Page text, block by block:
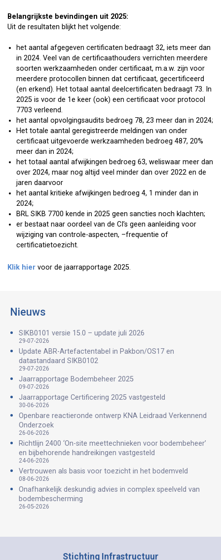
Belangrijkste bevindingen uit 2025:
Uit de resultaten blijkt het volgende:
het aantal afgegeven certificaten bedraagt 32, iets meer dan
in 2024. Veel van de certificaathouders verrichten meerdere
soorten werkzaamheden onder certificaat, m.a.w. zijn voor
meerdere protocollen binnen dat certificaat, gecertificeerd
(en erkend). Het totaal aantal deelcertificaten bedraagt 73. In
2025 is voor de 1e keer (ook) een certificaat voor protocol
7703 verleend.
het aantal opvolgingsaudits bedroeg 78, 23 meer dan in 2024;
Het totale aantal geregistreerde meldingen van onder
certificaat uitgevoerde werkzaamheden bedroeg 487, 20%
meer dan in 2024;
het totaal aantal afwijkingen bedroeg 63, weliswaar meer dan
over 2024, maar nog altijd veel minder dan over 2022 en de
jaren daarvoor
het aantal kritieke afwijkingen bedroeg 4, 1 minder dan in
2024;
BRL SIKB 7700 kende in 2025 geen sancties noch klachten;
er bestaat naar oordeel van de CI’s geen aanleiding voor
wijziging van controle-aspecten, –frequentie of
certificatietoezicht.
Klik hier voor de jaarrapportage 2025.
Nieuws
SIKB0101 versie 15.0 – update juli 2026
29-07-2026
Update ABR-Artefactentabel in Pakbon/OS17 en
datastandaard SIKB0102
29-07-2026
Jaarrapportage Bodembeheer 2025
09-07-2026
Jaarrapportage Certificering 2025 vastgesteld
30-06-2026
Openbare reactieronde ontwerp KNA Leidraad Verkennend
Onderzoek
26-06-2026
Richtlijn 2400 ‘On-site meettechnieken voor bodembeheer’
en bijbehorende handreikingen vastgesteld
24-06-2026
Vertrouwen als basis voor toezicht in het bodemveld
08-06-2026
Onafhankelijk deskundig advies in complex speelveld van
bodembescherming
26-05-2026
Stichting Infrastructuur